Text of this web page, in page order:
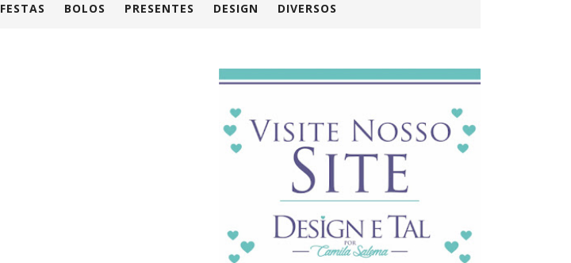
FESTAS BOLOS PRESENTES DESIGN DIVERSOS